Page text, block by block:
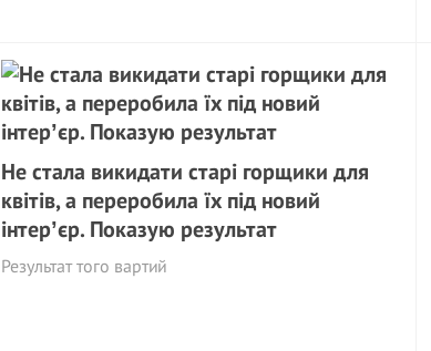
Не стала викидати старі горщики для
квітів, а переробила їх під новий
інтерʼєр. Показую результат
Результат того вартий